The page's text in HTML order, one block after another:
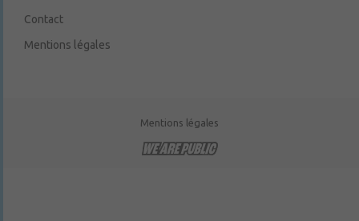
Contact
Mentions légales
Mentions légales